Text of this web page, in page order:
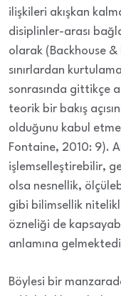
ilişkileri akışkan
disiplinler-arası
olarak (Backhouse
sınırlardan
sonrasında gittikçe
teorik bir bakış
olduğunu kabul
Fontaine, 2010: 9).
işlemselleştirebilir,
olsa nesnellik,
gibi bilimsellik
özneliği de
anlamına
Böylesi bir